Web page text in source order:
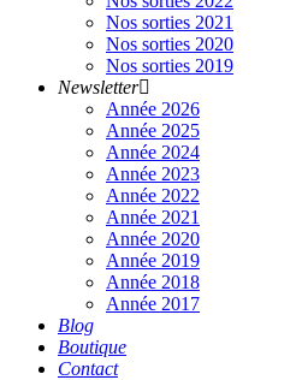
Nos sorties 2021
Nos sorties 2020
Nos sorties 2019
Newsletter
Année 2026
Année 2025
Année 2024
Année 2023
Année 2022
Année 2021
Année 2020
Année 2019
Année 2018
Année 2017
Blog
Boutique
Contact